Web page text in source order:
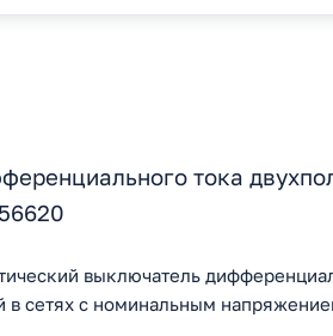
тока
выключатель
сетях с номинальным